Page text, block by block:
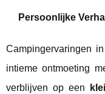
Persoonlijke
Campingervaringen
intieme ontmoeting
verblijven op een